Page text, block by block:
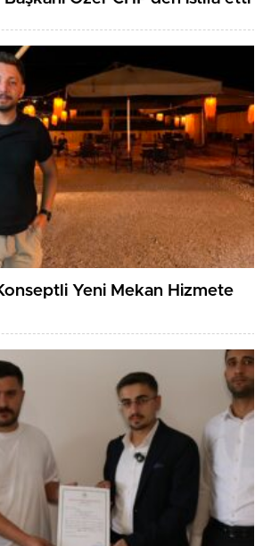
Yeni Mekan Hizmete